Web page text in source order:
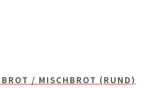
/ MISCHBROT (RUND)